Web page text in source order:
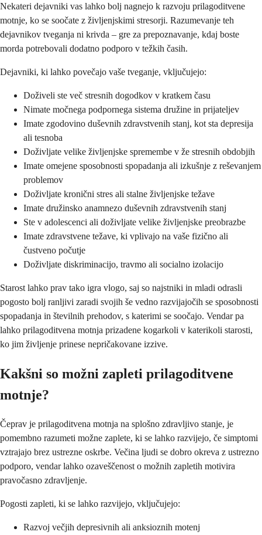
Nekateri dejavniki vas lahko bolj nagnejo k razvoju prilagoditvene
motnje, ko se soočate z življenjskimi stresorji. Razumevanje teh
dejavnikov tveganja ni krivda – gre za prepoznavanje, kdaj boste
morda potrebovali dodatno podporo v težkih časih.
Dejavniki, ki lahko povečajo vaše tveganje, vključujejo:
Doživeli ste več stresnih dogodkov v kratkem času
Nimate močnega podpornega sistema družine in prijateljev
Imate zgodovino duševnih zdravstvenih stanj, kot sta depresija
ali tesnoba
Doživljate velike življenjske spremembe v že stresnih obdobjih
Imate omejene sposobnosti spopadanja ali izkušnje z reševanjem
problemov
Doživljate kronični stres ali stalne življenjske težave
Imate družinsko anamnezo duševnih zdravstvenih stanj
Ste v adolescenci ali doživljate velike življenjske preobrazbe
Imate zdravstvene težave, ki vplivajo na vaše fizično ali
čustveno počutje
Doživljate diskriminacijo, travmo ali socialno izolacijo
Starost lahko prav tako igra vlogo, saj so najstniki in mladi odrasli
pogosto bolj ranljivi zaradi svojih še vedno razvijajočih se sposobnosti
spopadanja in številnih prehodov, s katerimi se soočajo. Vendar pa
lahko prilagoditvena motnja prizadene kogarkoli v katerikoli starosti,
ko jim življenje prinese nepričakovane izzive.
Kakšni so možni zapleti prilagoditvene
motnje?
Čeprav je prilagoditvena motnja na splošno zdravljivo stanje, je
pomembno razumeti možne zaplete, ki se lahko razvijejo, če simptomi
vztrajajo brez ustrezne oskrbe. Večina ljudi se dobro okreva z ustrezno
podporo, vendar lahko ozaveščenost o možnih zapletih motivira
pravočasno zdravljenje.
Pogosti zapleti, ki se lahko razvijejo, vključujejo:
Razvoj večjih depresivnih ali anksioznih motenj